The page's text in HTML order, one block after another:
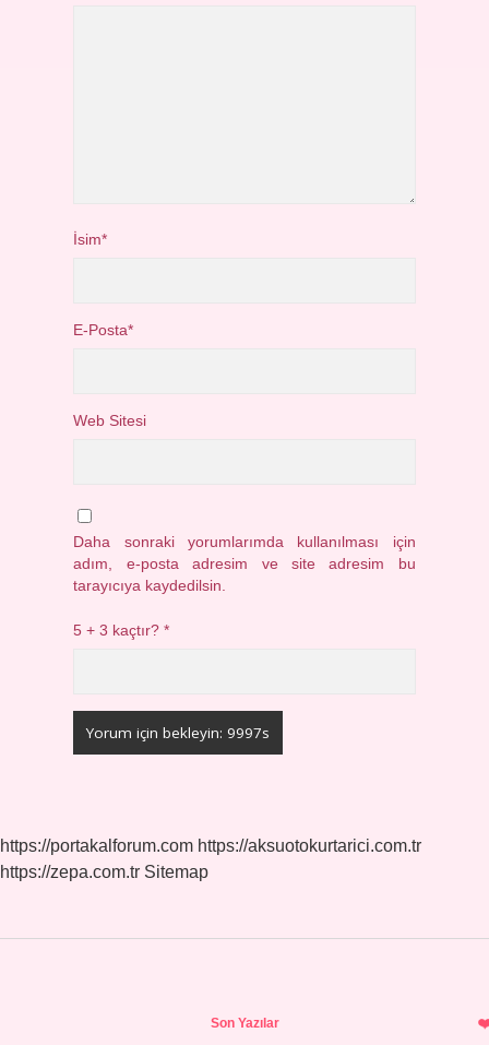
İsim*
E-Posta*
Web Sitesi
Daha sonraki yorumlarımda kullanılması için
adım, e-posta adresim ve site adresim bu
tarayıcıya kaydedilsin.
5 + 3 kaçtır?*
https://portakalforum.com https://aksuotokurtarici.com.tr
https://zepa.com.tr Sitemap
Son Yazılar